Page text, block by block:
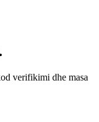
verifikimi dhe masa